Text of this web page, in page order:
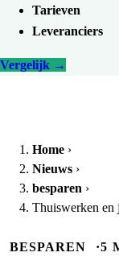
Tarieven
Leveranciers
Vergelijk →
Home ›
Nieuws ›
besparen ›
Thuiswerken en
BESPAREN ·5